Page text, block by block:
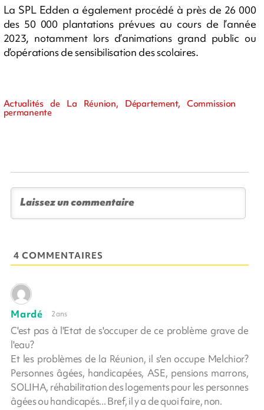
La SPL Edden a également procédé à près de 26 000
des 50 000 plantations prévues au cours de l’année
2023, notamment lors d’animations grand public ou
d’opérations de sensibilisation des scolaires.
Actualités de La Réunion, Département, Commission
permanente
4 COMMENTAIRES
Mardé 2 ans
C'est pas à l'Etat de s'occuper de ce problème grave de
l'eau?
Et les problèmes de la Réunion, il s'en occupe Melchior?
Personnes âgées, handicapées, ASE, pensions marrons,
SOLIHA, réhabilitation des logements pour les personnes
âgées ou handicapés... Bref, il y a de quoi faire, non.